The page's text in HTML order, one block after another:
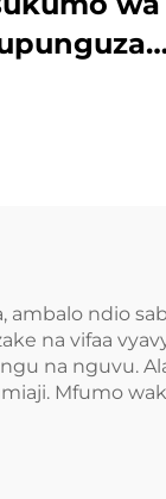
ndio
na vifaa
na nguvu.
Mfumo